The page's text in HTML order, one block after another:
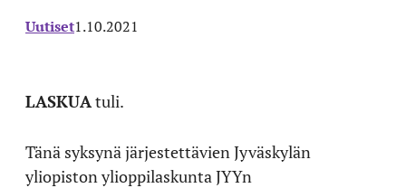
Uutiset1.10.2021
LASKUAtuli.
Tänä syksynä järjestettävien Jyväskylän
yliopiston ylioppilaskunta JYYn